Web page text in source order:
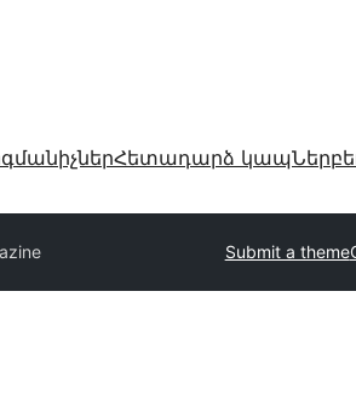
Հետադարձ կապ
Submit a theme